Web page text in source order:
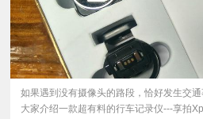
如果遇到没有摄像头的路段，恰好发生交
大家介绍一款超有料的行车记录仪---享拍